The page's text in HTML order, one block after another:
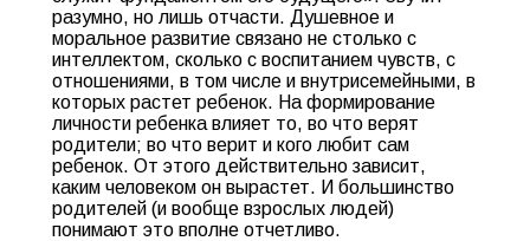
разумно, но лишь отчасти. Душевное и
моральное развитие связано не столько с
интеллектом, сколько с воспитанием чувств, с
отношениями, в том числе и внутрисемейными, в
которых растет ребенок. На формирование
личности ребенка влияет то, во что верят
родители; во что верит и кого любит сам
ребенок. От этого действительно зависит,
каким человеком он вырастет. И большинство
родителей (и вообще взрослых людей)
понимают это вполне отчетливо.